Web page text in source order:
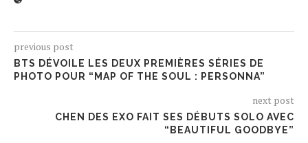
previous post
BTS DÉVOILE LES DEUX PREMIÈRES SÉRIES DE
PHOTO POUR “MAP OF THE SOUL : PERSONNA”
next post
CHEN DES EXO FAIT SES DÉBUTS SOLO AVEC
“BEAUTIFUL GOODBYE”